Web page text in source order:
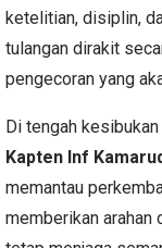
ketelitian, disiplin,
tulangan dirakit
pengecoran yang
Di tengah
Kapten Inf
memantau
memberikan arahan